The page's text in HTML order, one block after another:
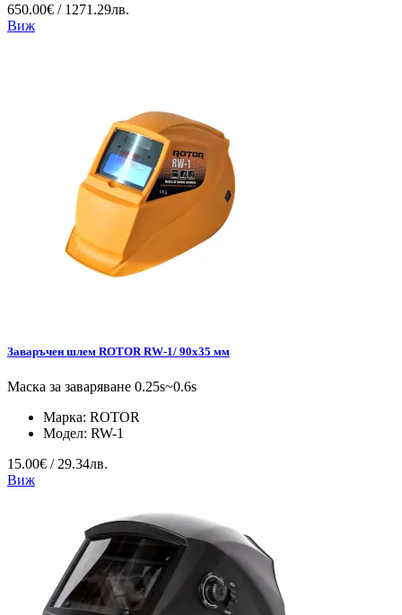
650.00€ / 1271.29лв.
Виж
Заваръчен шлем ROTOR RW-1/ 90х35 мм
Маска за заваряване 0.25s~0.6s
Марка: ROTOR
Модел: RW-1
15.00€ / 29.34лв.
Виж